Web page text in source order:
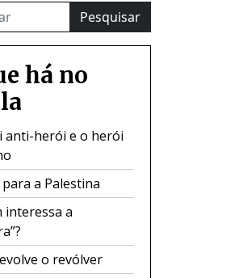
Pesquisar
há no
anti-herói e o herói
a Palestina
interessa a
o revólver